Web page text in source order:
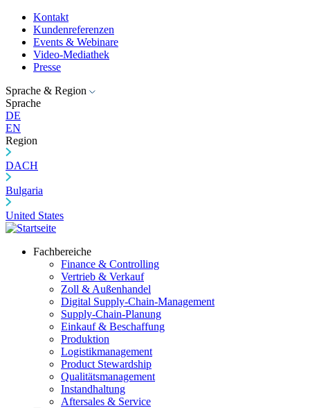
Kontakt
Kundenreferenzen
Events & Webinare
Video-Mediathek
Presse
Sprache & Region
Sprache
DE
EN
Region
DACH
Bulgaria
United States
Fachbereiche
Finance & Controlling
Vertrieb & Verkauf
Zoll & Außenhandel
Digital Supply-Chain-Management
Supply-Chain-Planung
Einkauf & Beschaffung
Produktion
Logistikmanagement
Product Stewardship
Qualitätsmanagement
Instandhaltung
Aftersales & Service